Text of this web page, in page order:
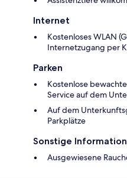
Internet
Kostenloses WLAN
Internetzugang per
Parken
Kostenlose
Service auf dem
Auf dem
Parkplätze
Sonstige
Ausgewiesene